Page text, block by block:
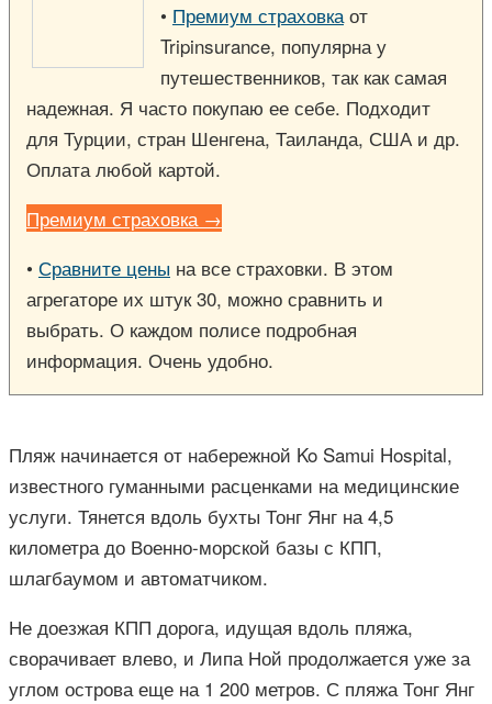
• Премиум страховкаот
Tripinsurance, популярна у
путешественников, так как самая
надежная. Я часто покупаю ее себе. Подходит
для Турции, стран Шенгена, Таиланда, США и др.
Оплата любой картой.
Премиум страховка →
• Сравните цены на все страховки. В этом
агрегаторе их штук 30, можно сравнить и
выбрать. О каждом полисе подробная
информация. Очень удобно.
Пляж начинается от набережной Ko Samui Hospital,
известного гуманными расценками на медицинские
услуги. Тянется вдоль бухты Тонг Янг на 4,5
километра до Военно-морской базы с КПП,
шлагбаумом и автоматчиком.
Не доезжая КПП дорога, идущая вдоль пляжа,
сворачивает влево, и Липа Ной продолжается уже за
углом острова еще на 1 200 метров. С пляжа Тонг Янг